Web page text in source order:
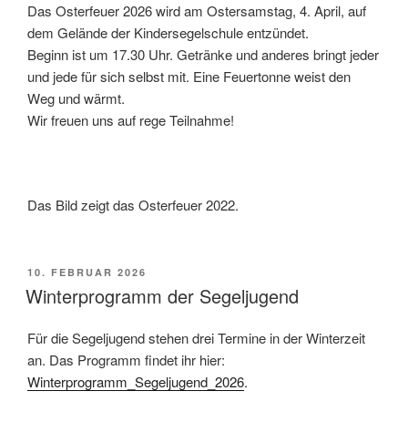
Das Osterfeuer 2026 wird am Ostersamstag, 4. April, auf
dem Gelände der Kindersegelschule entzündet.
Beginn ist um 17.30 Uhr. Getränke und anderes bringt jeder
und jede für sich selbst mit. Eine Feuertonne weist den
Weg und wärmt.
Wir freuen uns auf rege Teilnahme!
Das Bild zeigt das Osterfeuer 2022.
VERÖFFENTLICHT
AM
10. FEBRUAR 2026
Winterprogramm der Segeljugend
Für die Segeljugend stehen drei Termine in der Winterzeit
an. Das Programm findet ihr hier:
Winterprogramm_Segeljugend_2026.